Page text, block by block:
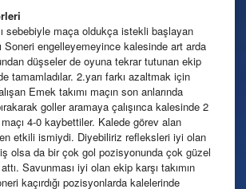
sebebiyle maça oldukça istekli başlayan
Soneri engelleyemeyince kalesinde art arda
düşseler de oyuna tekrar tutunan ekip
tamamladılar. 2.yarı farkı azaltmak için
Emek takımı maçın son anlarında
goller aramaya çalışınca kalesinde 2
4-0 kaybettiler. Kalede görev alan
en etkili ismiydi. Diyebiliriz refleksleri iyi olan
olsa da bir çok gol pozisyonunda çok güzel
Savunması iyi olan ekip karşı takımın
kaçırdığı pozisyonlarda kalelerinde